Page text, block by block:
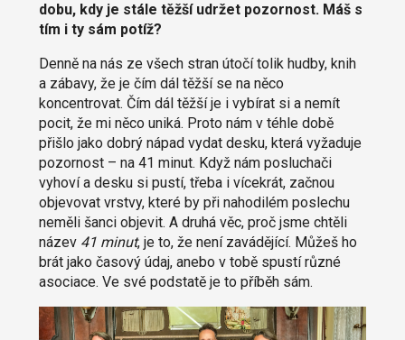
dobu, kdy je stále těžší udržet pozornost. Máš s
tím i ty sám potíž?
Denně na nás ze všech stran útočí tolik hudby, knih
a zábavy, že je čím dál těžší se na něco
koncentrovat. Čím dál těžší je i vybírat si a nemít
pocit, že mi něco uniká. Proto nám v téhle době
přišlo jako dobrý nápad vydat desku, která vyžaduje
pozornost – na 41 minut. Když nám posluchači
vyhoví a desku si pustí, třeba i vícekrát, začnou
objevovat vrstvy, které by při nahodilém poslechu
neměli šanci objevit. A druhá věc, proč jsme chtěli
název 41 minut, je to, že není zavádějící. Můžeš ho
brát jako časový údaj, anebo v tobě spustí různé
asociace. Ve své podstatě je to příběh sám.